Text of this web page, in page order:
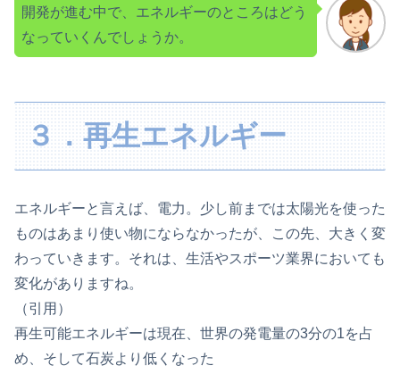
開発が進む中で、エネルギーのところはどう
なっていくんでしょうか。
３．再生エネルギー
エネルギーと言えば、電力。少し前までは太陽光を使った
ものはあまり使い物にならなかったが、この先、大きく変
わっていきます。それは、生活やスポーツ業界においても
変化がありますね。
（引用）
再生可能エネルギーは現在、世界の発電量の3分の1を占
め、そして石炭より低くなった